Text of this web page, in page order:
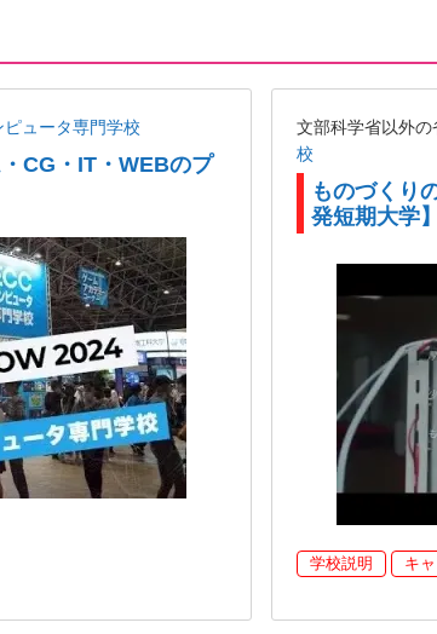
ピュータ専門学校
CG・IT・WEBのプ
文部科学省以外
校
ものづくり
発短期大学】
学校説明 キ